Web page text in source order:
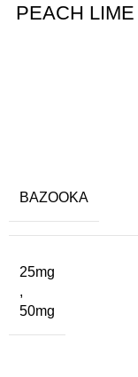
سالت بازوکا طعم هلو لیمو یخ | PEACH LIME
BAZOOKA
25mg
,
50mg